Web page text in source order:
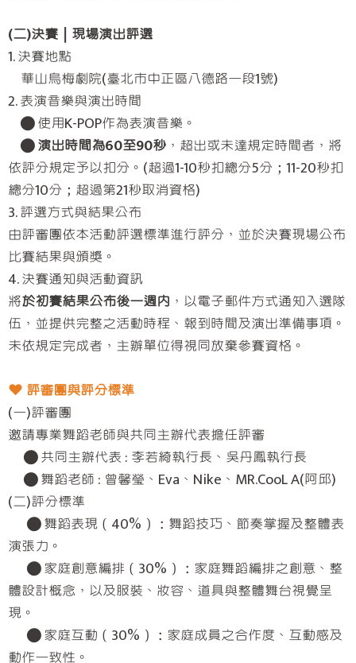
(二)決賽｜現場演出評選
1. 決賽地點
華山烏梅劇院(臺北市中正區八德路一段1號)
2. 表演音樂與演出時間
● 使用K-POP作為表演音樂。
● 演出時間為60至90秒 ，超出或未達規定時間者，將
依評分規定予以扣分。(超過1-10秒扣總分5分；11-20秒扣
總分10分；超過第21秒取消資格)
3. 評選方式與結果公布
由評審團依本活動評選標準進行評分，並於決賽現場公布
比賽結果與頒獎。
4. 決賽通知與活動資訊
將於初賽結果公布後一週內 ，以電子郵件方式通知入選隊
伍，並提供完整之活動時程、報到時間及演出準備事項。
未依規定完成者，主辦單位得視同放棄參賽資格。
❤︎ 評審團與評分標準
(一)評審團
邀請專業舞蹈老師與共同主辦代表擔任評審
● 共同主辦代表 : 李若綺執行長、吳丹鳳執行長
● 舞蹈老師 : 曾馨瑩、Eva、Nike、MR.CooL A(阿邱)
(二)評分標準
● 舞蹈表現（40%）：舞蹈技巧、節奏掌握及整體表
演張力。
● 家庭創意編排（30%）：家庭舞蹈編排之創意、整
體設計概念，以及服裝、妝容、道具與整體舞台視覺呈
現。
● 家庭互動（30%）：家庭成員之合作度、互動感及
動作一致性。